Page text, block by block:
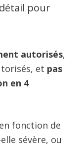
pour
autorisés,
et pas
en 4
en fonction de
sévère, ou